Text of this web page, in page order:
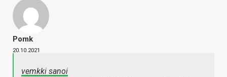
Pomk
20.10.2021
vemkki sanoi